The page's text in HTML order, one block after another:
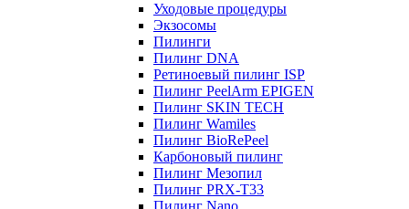
Уходовые процедуры
Экзосомы
Пилинги
Пилинг DNA
Ретиноевый пилинг ISP
Пилинг PeelArm EPIGEN
Пилинг SKIN TECH
Пилинг Wamiles
Пилинг BioRePeel
Карбоновый пилинг
Пилинг Мезопил
Пилинг PRX-T33
Пилинг Nano